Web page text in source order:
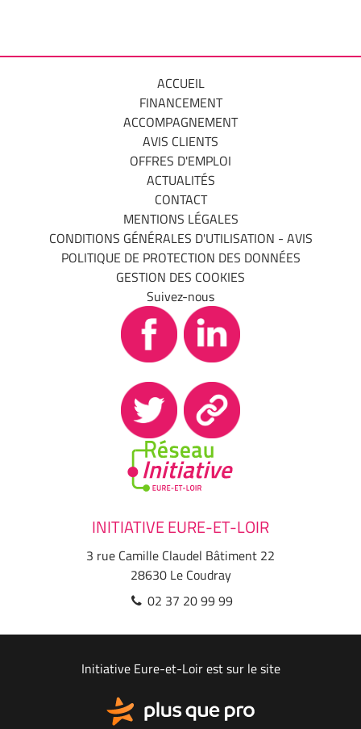
ACCUEIL
FINANCEMENT
ACCOMPAGNEMENT
AVIS CLIENTS
OFFRES D'EMPLOI
ACTUALITÉS
CONTACT
MENTIONS LÉGALES
CONDITIONS GÉNÉRALES D'UTILISATION - AVIS
POLITIQUE DE PROTECTION DES DONNÉES
GESTION DES COOKIES
Suivez-nous
INITIATIVE EURE-ET-LOIR
3 rue Camille Claudel Bâtiment 22
28630 Le Coudray
02 37 20 99 99
Initiative Eure-et-Loir est sur le site